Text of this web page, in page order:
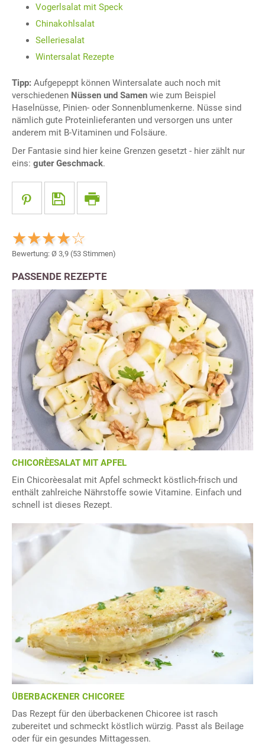
Vogerlsalat mit Speck
Chinakohlsalat
Selleriesalat
Wintersalat Rezepte
Tipp: Aufgepeppt können Wintersalate auch noch mit
verschiedenen Nüssen und Samen wie zum Beispiel
Haselnüsse, Pinien- oder Sonnenblumenkerne. Nüsse sind
nämlich gute Proteinlieferanten und versorgen uns unter
anderem mit B-Vitaminen und Folsäure.
Der Fantasie sind hier keine Grenzen gesetzt - hier zählt nur
eins: guter Geschmack.
Bewertung: Ø 3,9 (53 Stimmen)
PASSENDE REZEPTE
CHICORÈESALAT MIT APFEL
Ein Chicorèesalat mit Apfel schmeckt köstlich-frisch und
enthält zahlreiche Nährstoffe sowie Vitamine. Einfach und
schnell ist dieses Rezept.
ÜBERBACKENER CHICOREE
Das Rezept für den überbackenen Chicoree ist rasch
zubereitet und schmeckt köstlich würzig. Passt als Beilage
oder für ein gesundes Mittagessen.